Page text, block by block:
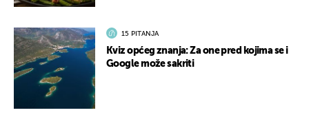
15 PITANJA
Kviz općeg znanja: Za one pred kojima se i
Google može sakriti